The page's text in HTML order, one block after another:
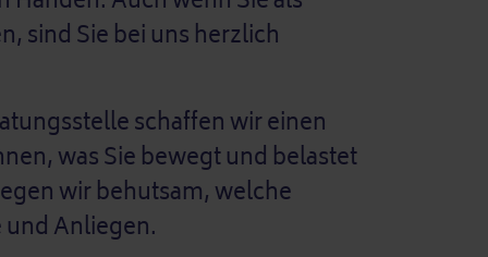
sind Sie bei uns herzlich
schaffen wir einen
was Sie bewegt und belastet
wir behutsam, welche
Anliegen.